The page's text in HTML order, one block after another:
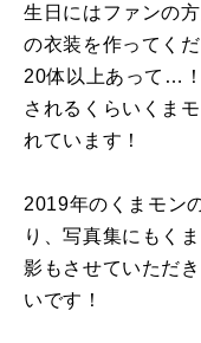
生日にはファンの
の衣装を作ってく
20体以上あって…
されるくらいくま
れています！
2019年のくまモン
り、写真集にもく
影もさせていただ
いです！